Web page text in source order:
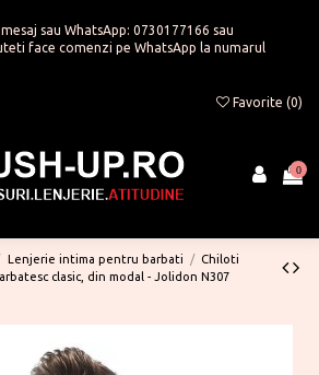
sau WhatsApp: 0730177166 sau
face comenzi pe WhatsApp la numarul
Favorite (0)
0
Lenjerie intima pentru barbati
Chiloti
clasic, din modal - Jolidon N307